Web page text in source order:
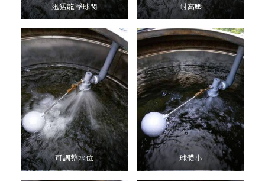
迅猛龍浮球閥 耐高壓
可調整水位 球體小